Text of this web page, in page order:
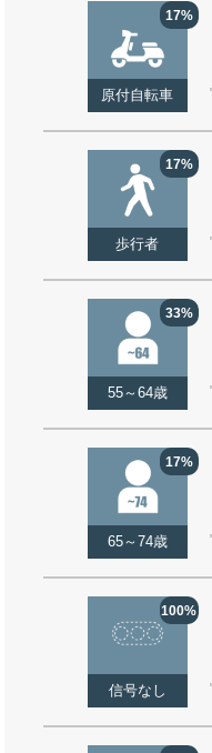
17%
原付自転車
17%
歩行者
33%
55～64歳
17%
65～74歳
100%
信号なし